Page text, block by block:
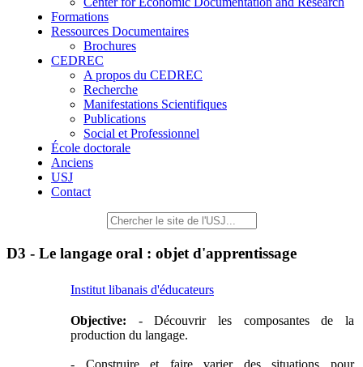
Formations
Ressources Documentaires
Brochures
CEDREC
A propos du CEDREC
Recherche
Manifestations Scientifiques
Publications
Social et Professionnel
École doctorale
Anciens
USJ
Contact
D3 - Le langage oral : objet d'apprentissage
Institut libanais d'éducateurs
Objective: - Découvrir les composantes de la
production du langage.